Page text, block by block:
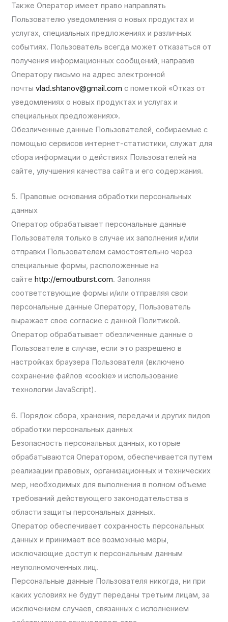
Также Оператор имеет право направлять
Пользователю уведомления о новых продуктах и
услугах, специальных предложениях и различных
событиях. Пользователь всегда может отказаться от
получения информационных сообщений, направив
Оператору письмо на адрес электронной
почтыvlad.shtanov@gmail.com с пометкой «Отказ от
уведомлениях о новых продуктах и услугах и
специальных предложениях».
Обезличенные данные Пользователей, собираемые с
помощью сервисов интернет-статистики, служат для
сбора информации о действиях Пользователей на
сайте, улучшения качества сайта и его содержания.
5. Правовые основания обработки персональных
данных
Оператор обрабатывает персональные данные
Пользователя только в случае их заполнения и/или
отправки Пользователем самостоятельно через
специальные формы, расположенные на
сайтеhttp://emoutburst.com. Заполняя
соответствующие формы и/или отправляя свои
персональные данные Оператору, Пользователь
выражает свое согласие с данной Политикой.
Оператор обрабатывает обезличенные данные о
Пользователе в случае, если это разрешено в
настройках браузера Пользователя (включено
сохранение файлов «cookie» и использование
технологии JavaScript).
6. Порядок сбора, хранения, передачи и других видов
обработки персональных данных
Безопасность персональных данных, которые
обрабатываются Оператором, обеспечивается путем
реализации правовых, организационных и технических
мер, необходимых для выполнения в полном объеме
требований действующего законодательства в
области защиты персональных данных.
Оператор обеспечивает сохранность персональных
данных и принимает все возможные меры,
исключающие доступ к персональным данным
неуполномоченных лиц.
Персональные данные Пользователя никогда, ни при
каких условиях не будут переданы третьим лицам, за
исключением случаев, связанных с исполнением